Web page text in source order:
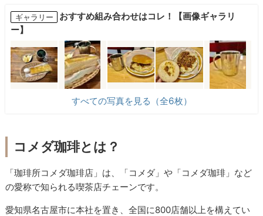
ギャラリー
おすすめ組み合わせはコレ！【画像ギャラリ
ー】
すべての写真を見る（全6枚）
コメダ珈琲とは？
「珈琲所コメダ珈琲店」は、「コメダ」や「コメダ珈琲」など
の愛称で知られる喫茶店チェーンです。
愛知県名古屋市に本社を置き、全国に800店舗以上を構えてい